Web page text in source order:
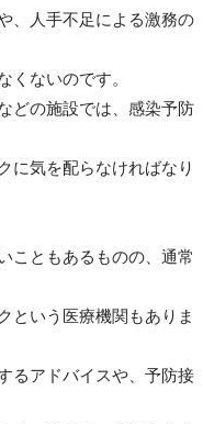
、人手不足による激務の
くないのです。
どの施設では、感染予防
に気を配らなければなり
こともあるものの、通常
という医療機関もありま
るアドバイスや、予防接